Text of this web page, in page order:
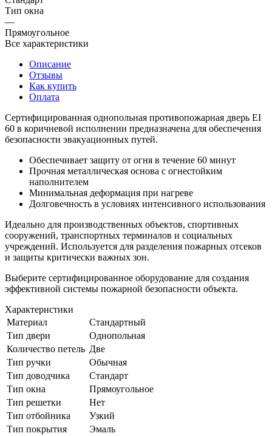
Тип окна
—
Прямоугольное
Все характеристики
Описание
Отзывы
Как купить
Оплата
Сертифицированная однопольная противопожарная дверь EI
60 в коричневой исполнении предназначена для обеспечения
безопасности эвакуационных путей.
Обеспечивает защиту от огня в течение 60 минут
Прочная металлическая основа с огнестойким
наполнителем
Минимальная деформация при нагреве
Долговечность в условиях интенсивного использования
Идеально для производственных объектов, спортивных
сооружений, транспортных терминалов и социальных
учреждений. Используется для разделения пожарных отсеков
и защиты критически важных зон.
Выберите сертифицированное оборудование для создания
эффективной системы пожарной безопасности объекта.
Характеристики
Материал
Стандартный
Тип двери
Однопольная
Количество петель Две
Тип ручки
Обычная
Тип доводчика
Стандарт
Тип окна
Прямоугольное
Тип решетки
Нет
Тип отбойника
Узкий
Тип покрытия
Эмаль